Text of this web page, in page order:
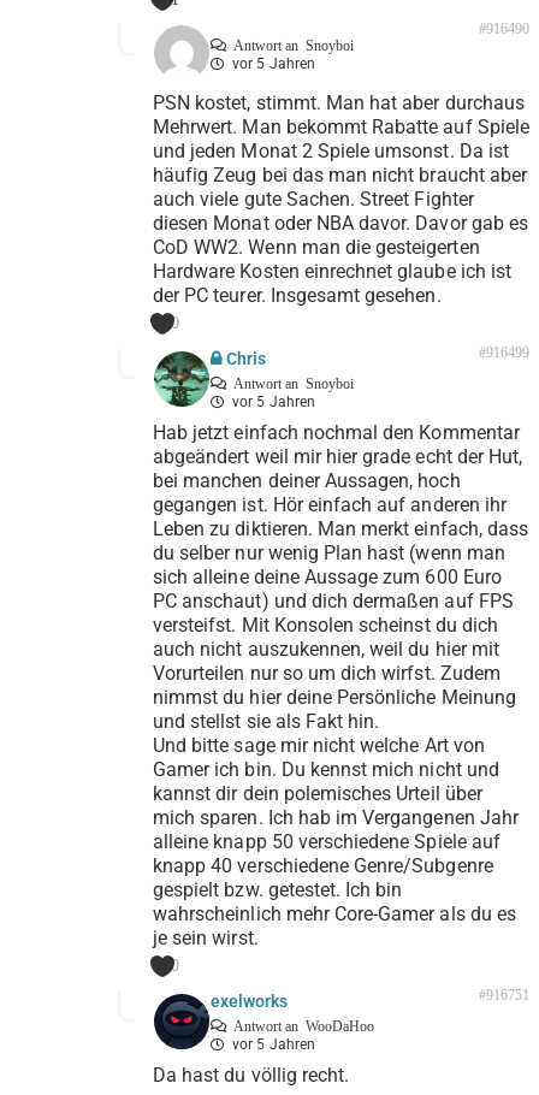
Antwort an Snoyboi
vor 5 Jahren
#916490
PSN kostet, stimmt. Man hat aber durchaus
Mehrwert. Man bekommt Rabatte auf Spiele
und jeden Monat 2 Spiele umsonst. Da ist
häufig Zeug bei das man nicht braucht aber
auch viele gute Sachen. Street Fighter
diesen Monat oder NBA davor. Davor gab es
CoD WW2. Wenn man die gesteigerten
Hardware Kosten einrechnet glaube ich ist
der PC teurer. Insgesamt gesehen.
0
Chris
Antwort an Snoyboi
vor 5 Jahren
#916499
Hab jetzt einfach nochmal den Kommentar
abgeändert weil mir hier grade echt der Hut,
bei manchen deiner Aussagen, hoch
gegangen ist. Hör einfach auf anderen ihr
Leben zu diktieren. Man merkt einfach, dass
du selber nur wenig Plan hast (wenn man
sich alleine deine Aussage zum 600 Euro
PC anschaut) und dich dermaßen auf FPS
versteifst. Mit Konsolen scheinst du dich
auch nicht auszukennen, weil du hier mit
Vorurteilen nur so um dich wirfst. Zudem
nimmst du hier deine Persönliche Meinung
und stellst sie als Fakt hin.
Und bitte sage mir nicht welche Art von
Gamer ich bin. Du kennst mich nicht und
kannst dir dein polemisches Urteil über
mich sparen. Ich hab im Vergangenen Jahr
alleine knapp 50 verschiedene Spiele auf
knapp 40 verschiedene Genre/Subgenre
gespielt bzw. getestet. Ich bin
wahrscheinlich mehr Core-Gamer als du es
je sein wirst.
0
exelworks
Antwort an WooDaHoo
vor 5 Jahren
#916751
Da hast du völlig recht.